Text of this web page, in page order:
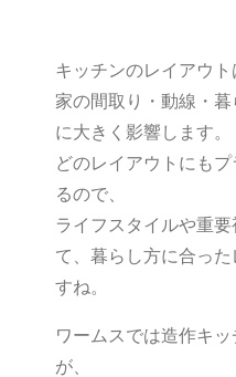
キッチンのレイアウト
家の間取り・動線・
に大きく影響します。
どのレイアウトにも
るので、
ライフスタイルや重
て、暮らし方に合っ
すね。
ワームスでは造作キ
が、